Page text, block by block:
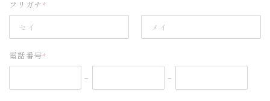
フリガナ*
電話番号*
– –